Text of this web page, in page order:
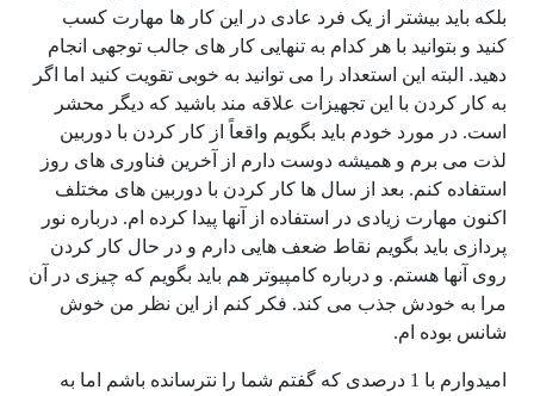
بلکه باید بیشتر از یک فرد عادی در این کار ها مهارت کسب
کنید و بتوانید با هر کدام به تنهایی کار های جالب توجهی انجام
دهید. البته این استعداد را می توانید به خوبی تقویت کنید اما اگر
به کار کردن با این تجهیزات علاقه مند باشید که دیگر محشر
است. در مورد خودم باید بگویم واقعاً از کار کردن با دوربین
لذت می برم و همیشه دوست دارم از آخرین فناوری های روز
استفاده کنم. بعد از سال ها کار کردن با دوربین های مختلف
اکنون مهارت زیادی در استفاده از آنها پیدا کرده ام. درباره نور
پردازی باید بگویم نقاط ضعف هایی دارم و در حال کار کردن
روی آنها هستم. و درباره کامپیوتر هم باید بگویم که چیزی در آن
مرا به خودش جذب می کند. فکر کنم از این نظر من خوش
شانس بوده ام.
امیدوارم با 1 درصدی که گفتم شما را نترسانده باشم اما به